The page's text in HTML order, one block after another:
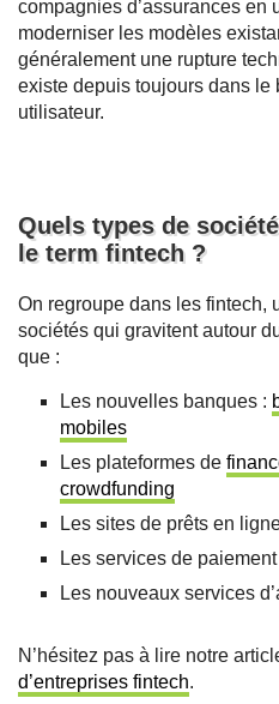
compagnies d’assurances en
moderniser les modèles
généralement une rupture
existe depuis toujours dans le
utilisateur.
Quels types de
le term fintech ?
On regroupe dans les fintech,
sociétés qui gravitent autour
que :
Les nouvelles banques :
mobiles
Les plateformes de
crowdfunding
Les sites de prêts en
Les services de
Les nouveaux services
N’hésitez pas à lire notre
d’entreprises fintech.